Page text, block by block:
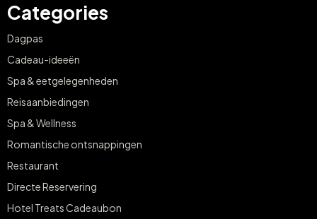
Categories
Dagpas
Cadeau-ideeën
Spa & eetgelegenheden
Reisaanbiedingen
Spa & Wellness
Romantische ontsnappingen
Restaurant
Directe Reservering
Hotel Treats Cadeaubon